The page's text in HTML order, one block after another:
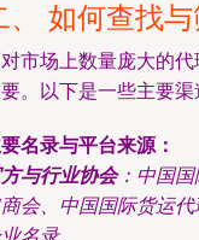
、 如何查找
市场上数量庞大的
。以下是一些主要渠
名录与平台来源：
与行业协会：中国
会、中国国际货运
名录。